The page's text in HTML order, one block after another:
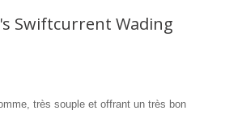
Swiftcurrent Wading
très souple et offrant un très bon